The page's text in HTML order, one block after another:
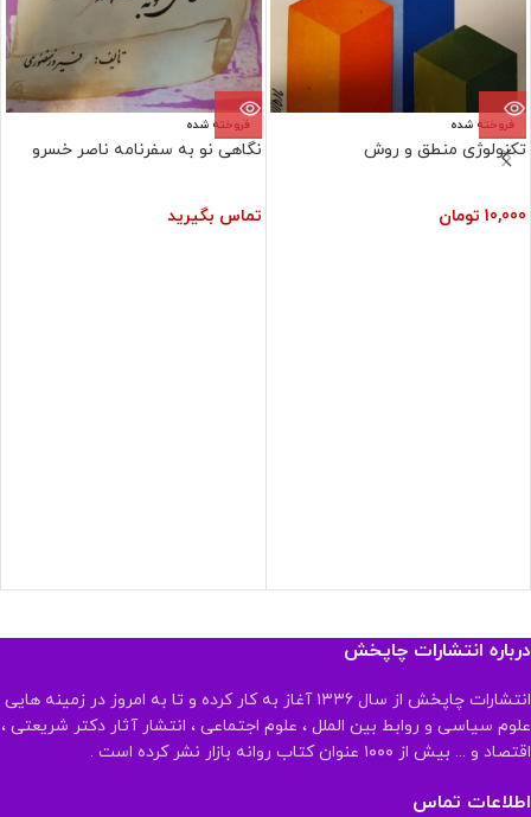
فروخته شده
تکنولوژی منطق و روش
10,000 تومان
فروخته شده
نگاهی نو به سفرنامه ناصر خسرو
تماس بگیرید
درباره انتشارات چاپخش
انتشارات چاپخش از سال ۱۳۳۶ آغاز به کار کرده و تا به امروز در زمینه هایی
علوم سیاسی و روابط بین الملل ، علوم اجتماعی ، انتشار آثار دکتر شریعتی ،
اقتصاد و ... بیش از ۱۰۰۰ عنوان کتاب روانه بازار نشر کرده است .
اطلاعات تماس